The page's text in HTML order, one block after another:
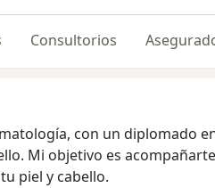
Consultorios
con un diplomado
Mi objetivo es
piel y cabello.